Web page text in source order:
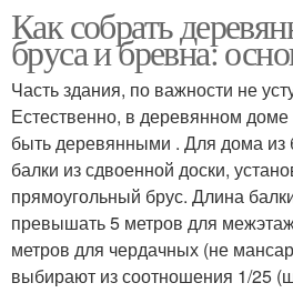
Как собрать
бруса и бревна:
Часть здания, по важности не
Естественно, в деревянном
быть деревянными . Для дома из
балки из сдвоенной доски,
прямоугольный брус. Длина
превышать 5 метров для
метров для чердачных (не
выбирают из соотношения 1/25